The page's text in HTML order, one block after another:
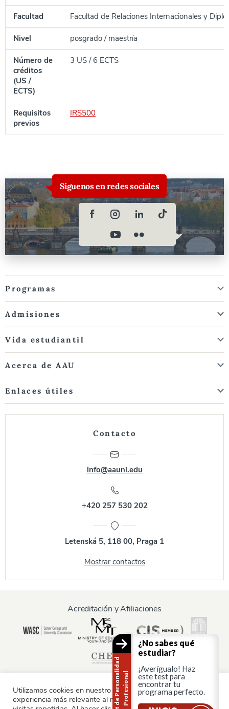
Facultad Facultad de Relaciones Internacionales y
Nivel posgrado / maestría
Número de
créditos
(US /
ECTS)
3 US / 6 ECTS
Requisitos
previos
IRS500
Síguenos en redes sociales
Programas
Admisiones
Vida estudiantil
Acerca de AAU
Enlaces útiles
Contacto
info@aauni.edu
+420 257 530 202
Letenská 5, 118 00, Praga 1
Mostrar contactos
Acreditación y Afiliaciones
Utilizamos cookies en nuestro sitio web para ofrecerle la
experiencia más relevante al recordar sus preferencias y
T
e
s
t
d
e
P
e
r
s
o
n
al
i
d
a
d
P
r
o
f
e
s
i
o
n
al
¿No sabes qué
estudiar?
¡Averígualo! Haz
este test para
encontrar tu
programa perfecto.